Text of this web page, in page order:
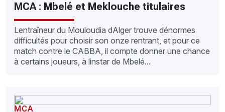
MCA : Mbelé et Meklouche titulaires
Lentraîneur du Mouloudia dAlger trouve dénormes
difficultés pour choisir son onze rentrant, et pour ce
match contre le CABBA, il compte donner une chance
à certains joueurs, à linstar de Mbelé...
MCA